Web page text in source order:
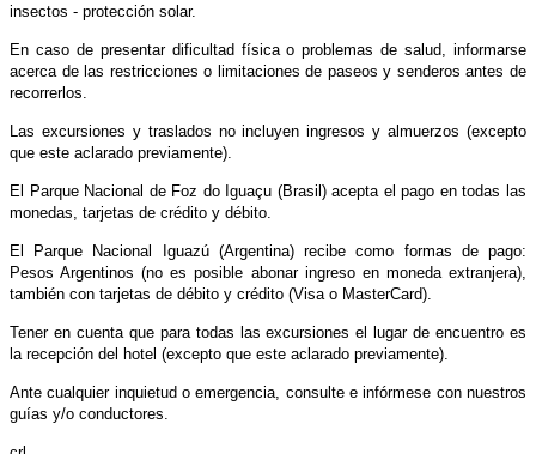
insectos - protección solar.
En caso de presentar dificultad física o problemas de salud, informarse
acerca de las restricciones o limitaciones de paseos y senderos antes de
recorrerlos.
Las excursiones y traslados no incluyen ingresos y almuerzos (excepto
que este aclarado previamente).
El Parque Nacional de Foz do Iguaçu (Brasil) acepta el pago en todas las
monedas, tarjetas de crédito y débito.
El Parque Nacional Iguazú (Argentina) recibe como formas de pago:
Pesos Argentinos (no es posible abonar ingreso en moneda extranjera),
también con tarjetas de débito y crédito (Visa o MasterCard).
Tener en cuenta que para todas las excursiones el lugar de encuentro es
la recepción del hotel (excepto que este aclarado previamente).
Ante cualquier inquietud o emergencia, consulte e infórmese con nuestros
guías y/o conductores.